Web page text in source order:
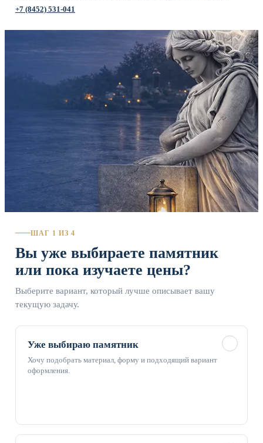
+7 (8452) 531-041
ШАГ 1 ИЗ 4
Вы уже выбираете памятник
или пока изучаете цены?
Выберите вариант, который лучше описывает вашу
текущую задачу.
Уже выбираю памятник
Хочу подобрать материал, форму и подходящий вариант
оформления.